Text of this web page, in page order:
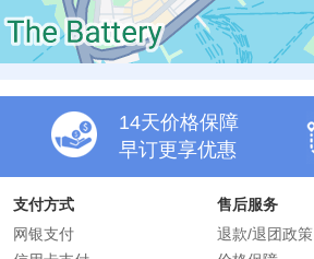
14天价格保障
早订更享优惠
支付方式
网银支付
售后服务
退款/退团政策